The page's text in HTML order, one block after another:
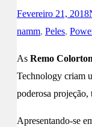
Fevereiro 21, 2018
namm, Peles,
As Remo
Technology criam
poderosa
Apresentando-se